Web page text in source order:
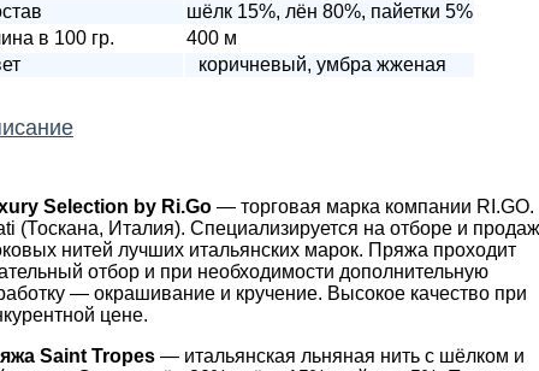
шёлк 15%, лён 80%, пайетки 5%
в 100 гр.
400 м
коричневый, умбра жженая
Selection by Ri.Go — торговая марка компании RI.GO.
(Тоскана, Италия). Специализируется на отборе и
нитей лучших итальянских марок. Пряжа проходит
отбор и при необходимости дополнительную
— окрашивание и кручение. Высокое качество при
цене.
Saint Tropes — итальянская льняная нить с шёлком и